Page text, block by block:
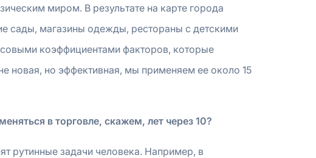
миром. В результате на карте города
сады, магазины одежды, рестораны с детскими
коэффициентами факторов, которые
новая, но эффективная, мы применяем ее около 15
в торговле, скажем, лет через 10?
рутинные задачи человека. Например, в